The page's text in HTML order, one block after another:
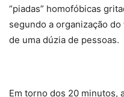
“piadas” homofóbicas
segundo a organização
de uma dúzia de pessoas.
Em torno dos 20 minutos,